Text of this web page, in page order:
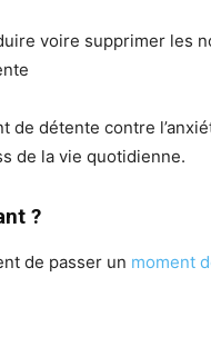
voire supprimer les
de détente contre
de la vie quotidienne.
?
de passer un moment